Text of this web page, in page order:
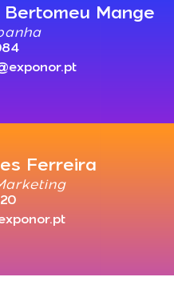
Mange
Ferreira